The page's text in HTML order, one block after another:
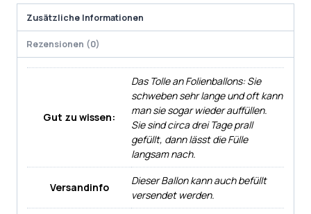
Zusätzliche Informationen
Rezensionen (0)
Gut zu wissen:
Das Tolle an Folienballons: Sie
schweben sehr lange und oft kann
man sie sogar wieder auffüllen.
Sie sind circa drei Tage prall
gefüllt, dann lässt die Fülle
langsam nach.
Versandinfo
Dieser Ballon kann auch befüllt
versendet werden.